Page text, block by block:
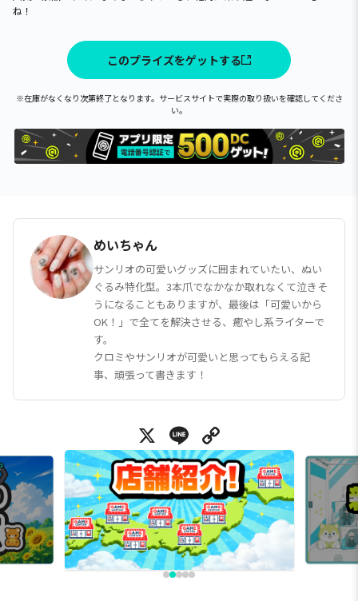
ね！
このプライズをゲットする
※在庫がなくなり次第終了となります。サービスサイトで実際の取り扱いを確認してくださ
い。
めいちゃん
サンリオの可愛いグッズに囲まれていたい、ぬい
ぐるみ特化型。3本爪でなかなか取れなくて泣きそ
うになることもありますが、最後は「可愛いから
OK！」で全てを解決させる、癒やし系ライターで
す。
クロミやサンリオが可愛いと思ってもらえる記
事、頑張って書きます！
X Line